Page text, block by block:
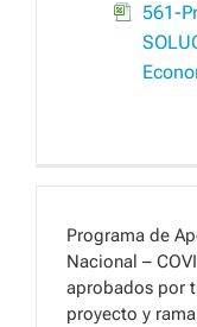
561-
Programa de
Nacional –
aprobados por
proyecto y